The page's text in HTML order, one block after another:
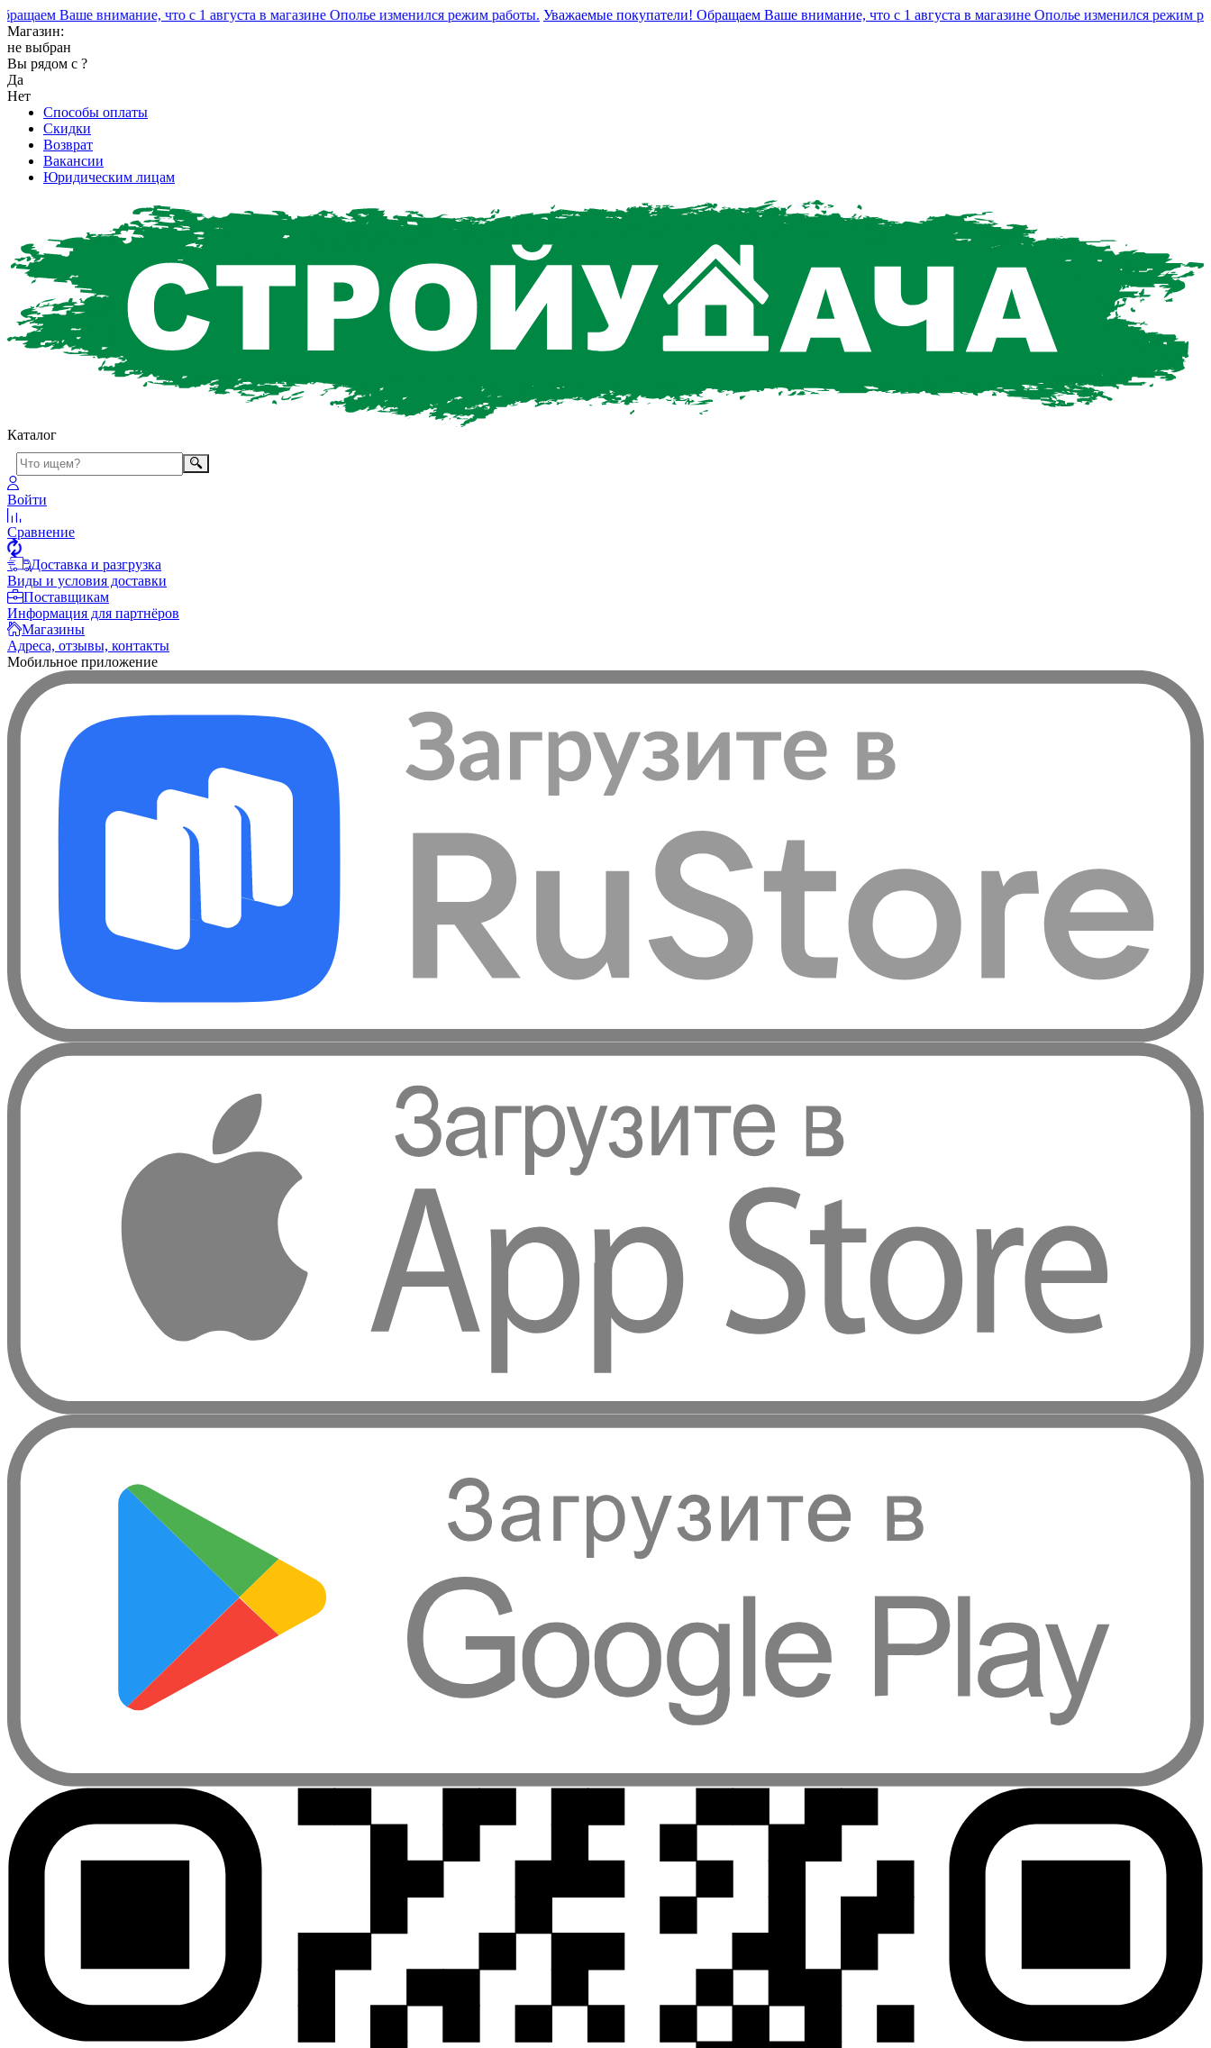
Ваше внимание, что с 1 августа в магазине Ополье изменился режим работы. Уважаемые покупатели! Обращаем Ваше внимание, что с 1 августа в магазине Ополье изменился режим работы.
Магазин:
не выбран
Вы рядом с ?
Да
Нет
Способы оплаты
Скидки
Возврат
Вакансии
Юридическим лицам
Каталог
Войти
Сравнение
Доставка и разгрузка
Виды и условия доставки
Поставщикам
Информация для партнёров
Магазины
Адреса, отзывы, контакты
Мобильное приложение